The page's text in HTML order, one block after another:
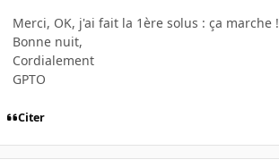
Merci, OK, j'ai fait la 1ère solus : ça marche !
Bonne nuit,
Cordialement
GPTO
Citer